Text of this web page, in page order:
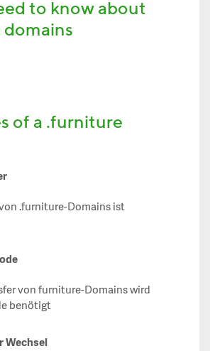
to know about
of a .furniture
.furniture-Domains ist
von furniture-Domains wird
benötigt
Wechsel